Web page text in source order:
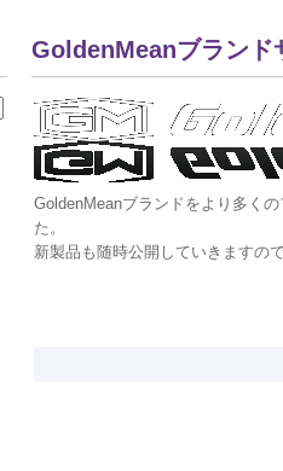
GoldenMeanブランド
GoldenMeanブランドをより多く
た。
新製品も随時公開していきますの